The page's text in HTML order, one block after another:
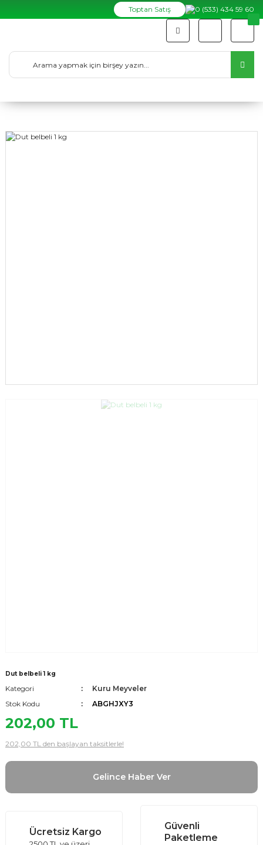
Toptan Satış 0 (533) 434 59 60
Dut belbeli 1 kg
Kategori
Kuru Meyveler
Stok Kodu
ABGHJXY3
202,00 TL
202,00 TL den başlayan taksitlerle!
Gelince Haber Ver
Ücretsiz Kargo
Güvenli
Paketleme